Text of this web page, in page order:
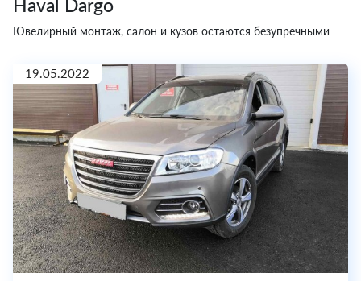
Haval Dargo
Ювелирный монтаж, салон и кузов остаются безупречными
19.05.2022